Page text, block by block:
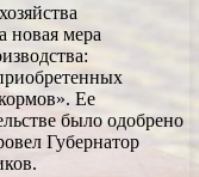
новая мера
Ее
было одобрено
Губернатор